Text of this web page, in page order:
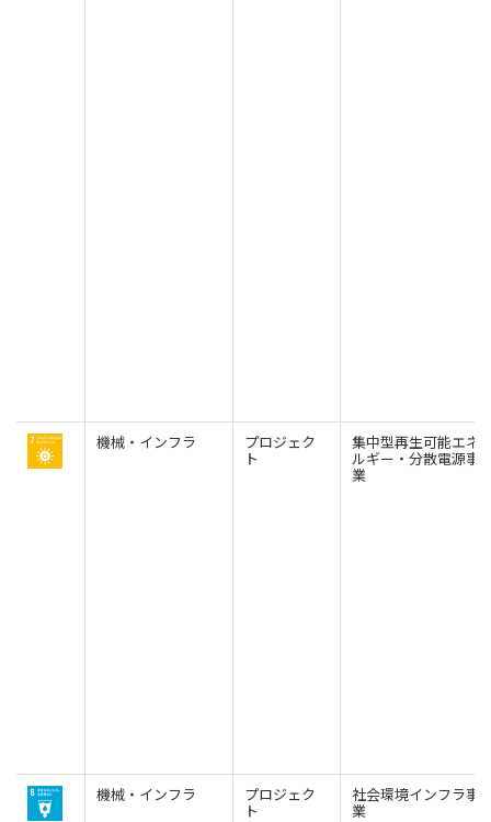
機械・インフラ プロジェク
ト
集中型再生可能エネ
ルギー・分散電源事
業
機械・インフラ プロジェク
ト
社会環境インフラ事
業